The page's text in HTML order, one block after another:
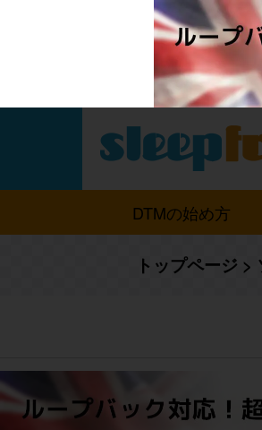
DTMの始め方
トップページ >